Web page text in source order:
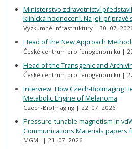
Ministerstvo zdravotnictví
klinická hodnocení. Na její přípravě
Výzkumné infrastruktury 30. 07.
Head of the New Approach
České centrum pro fenogenomiku
Head of the Transgenic and
České centrum pro fenogenomiku
Interview: How Czech-BioImaging
Metabolic Engine of Melanoma
Czech-BioImaging 22. 07. 2026
Pressure-tunable magnetism in
Communications Materials papers
MGML 21. 07. 2026